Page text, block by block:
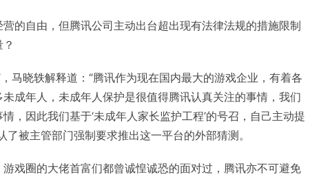
的自由，但腾讯公司主动出台超出现有法律法规的措施限制
马晓轶解释道：“腾讯作为现在国内最大的游戏企业，有着各
成年人，未成年人保护是很值得腾讯认真关注的事情，我们
，因此我们基于‘未成年人家长监护工程’的号召，自己主动提
了被主管部门强制要求推出这一平台的外部猜测。
戏圈的大佬首富们都曾诚惶诚恐的面对过，腾讯亦不可避免